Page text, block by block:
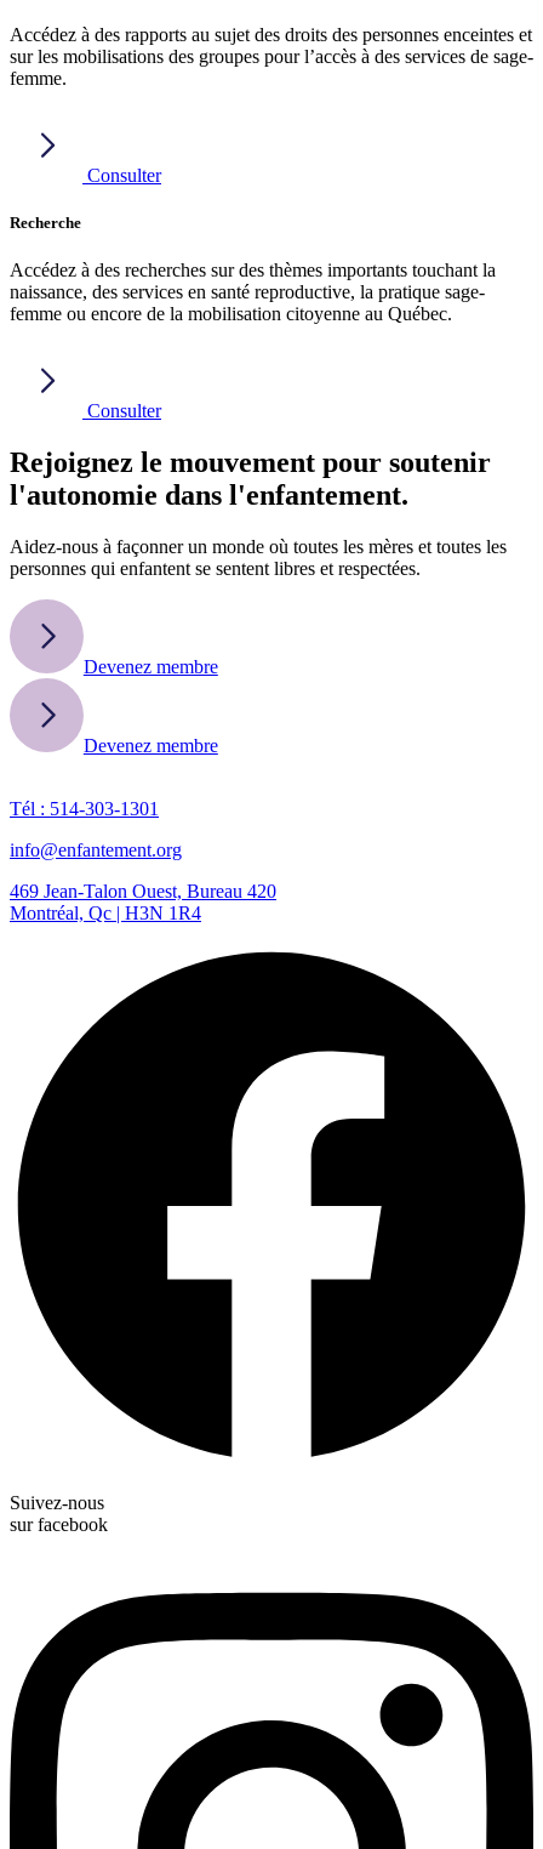
Accédez à des rapports au sujet des droits des personnes enceintes et
sur les mobilisations des groupes pour l’accès à des services de sage-
femme.
Consulter
Recherche
Accédez à des recherches sur des thèmes importants touchant la
naissance, des services en santé reproductive, la pratique sage-
femme ou encore de la mobilisation citoyenne au Québec.
Consulter
Rejoignez le mouvement pour soutenir
l'autonomie dans l'enfantement.
Aidez-nous à façonner un monde où toutes les mères et toutes les
personnes qui enfantent se sentent libres et respectées.
Devenez membre
Devenez membre
Tél : 514-303-1301
info@enfantement.org
469 Jean-Talon Ouest, Bureau 420
Montréal, Qc | H3N 1R4
Suivez-nous
sur facebook